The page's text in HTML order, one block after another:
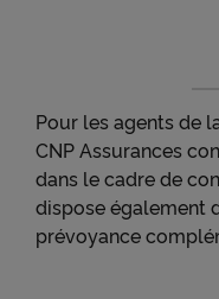
Pour les agents de
CNP Assurances
dans le cadre de
dispose également
prévoyance
votre utilisation
utiliser à des fins
● permettre
navigation, y
● permettre de lire
cnp.fr. X mesure
ces tweets et
exploiter à des fins